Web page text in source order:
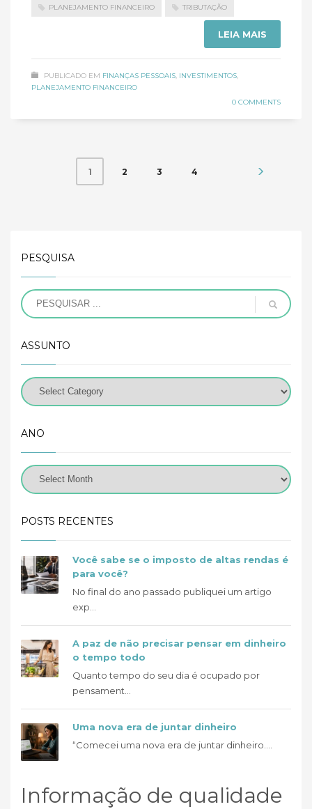
PLANEJAMENTO FINANCEIRO TRIBUTAÇÃO
LEIA MAIS
PUBLICADO EM FINANÇAS PESSOAIS, INVESTIMENTOS,
PLANEJAMENTO FINANCEIRO
0 COMMENTS
1 2 3 4
PESQUISA
ASSUNTO
ANO
POSTS RECENTES
Você sabe se o imposto de altas rendas é
para você?
No final do ano passado publiquei um artigo
exp...
A paz de não precisar pensar em dinheiro
o tempo todo
Quanto tempo do seu dia é ocupado por
pensament...
Uma nova era de juntar dinheiro
“Comecei uma nova era de juntar dinheiro....
Informação de qualidade